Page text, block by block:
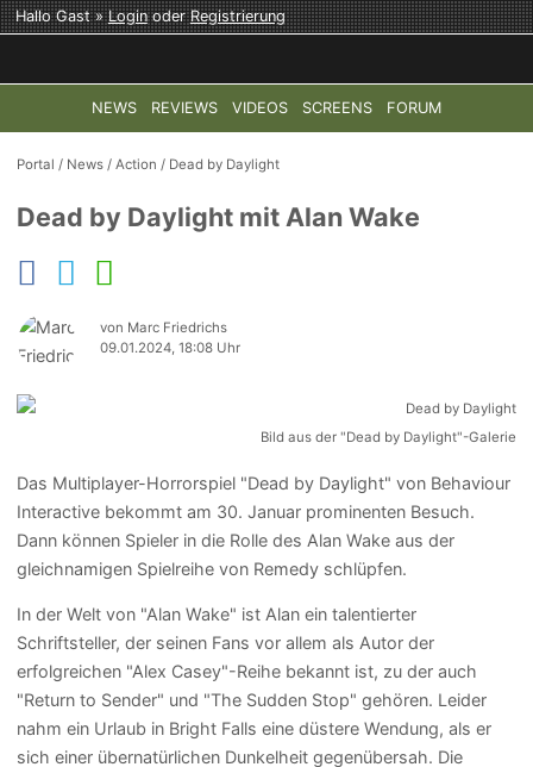
Hallo Gast »LoginoderRegistrierung
NEWS REVIEWS VIDEOS SCREENS FORUM
TOP-THEMEN: COD: MODERN WARFARE 4 HALO:
Portal / News /Action / Dead by Daylight
Dead by Daylight mit Alan Wake
von Marc Friedrichs
09.01.2024, 18:08 Uhr
Bild aus der "Dead by Daylight"-Galerie
Das Multiplayer-Horrorspiel "Dead by Daylight" von Behaviour
Interactive bekommt am 30. Januar prominenten Besuch.
Dann können Spieler in die Rolle des Alan Wake aus der
gleichnamigen Spielreihe von Remedy schlüpfen.
In der Welt von "Alan Wake" ist Alan ein talentierter
Schriftsteller, der seinen Fans vor allem als Autor der
erfolgreichen "Alex Casey"-Reihe bekannt ist, zu der auch
"Return to Sender" und "The Sudden Stop" gehören. Leider
nahm ein Urlaub in Bright Falls eine düstere Wendung, als er
sich einer übernatürlichen Dunkelheit gegenübersah. Die